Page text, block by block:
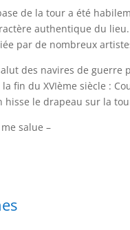
de la tour a été
authentique du lieu.
par de nombreux
des navires de guerre
fin du XVIème siècle :
hisse le drapeau sur la
salue –